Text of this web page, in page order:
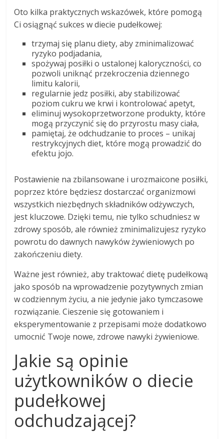
Oto kilka praktycznych wskazówek, które pomogą
Ci osiągnąć sukces w diecie pudełkowej:
trzymaj się planu diety, aby zminimalizować
ryzyko podjadania,
spożywaj posiłki o ustalonej kaloryczności, co
pozwoli uniknąć przekroczenia dziennego
limitu kalorii,
regularnie jedz posiłki, aby stabilizować
poziom cukru we krwi i kontrolować apetyt,
eliminuj wysokoprzetworzone produkty, które
mogą przyczynić się do przyrostu masy ciała,
pamiętaj, że odchudzanie to proces – unikaj
restrykcyjnych diet, które mogą prowadzić do
efektu jojo.
Postawienie na zbilansowane i urozmaicone posiłki,
poprzez które będziesz dostarczać organizmowi
wszystkich niezbędnych składników odżywczych,
jest kluczowe. Dzięki temu, nie tylko schudniesz w
zdrowy sposób, ale również zminimalizujesz ryzyko
powrotu do dawnych nawyków żywieniowych po
zakończeniu diety.
Ważne jest również, aby traktować dietę pudełkową
jako sposób na wprowadzenie pozytywnych zmian
w codziennym życiu, a nie jedynie jako tymczasowe
rozwiązanie. Cieszenie się gotowaniem i
eksperymentowanie z przepisami może dodatkowo
umocnić Twoje nowe, zdrowe nawyki żywieniowe.
Jakie są opinie
użytkowników o diecie
pudełkowej
odchudzającej?